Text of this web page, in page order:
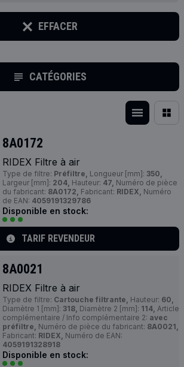
EFFACER
CATÉGORIES
8A0172
RIDEX Filtre à air
Type de filtre: Préfiltre, Longueur [mm]: 350,
Largeur [mm]: 204, Hauteur: 47, Numéro de pièce
du fabricant: 8A0172, Fabricant: RIDEX, Numéro
de EAN: 4059191329786
Disponible en stock:
TARIF REVENDEUR
8A0021
RIDEX Filtre à air
Type de filtre: Cartouche filtrante, Hauteur: 60,
Diamètre 1 [mm]: 318, Diamètre 2 [mm]: 114, Article
complémentaire / Info complémentaire 2: avec
préfiltre, Numéro de pièce du fabricant: 8A0021,
Fabricant: RIDEX, Numéro de EAN:
4059191328918
Disponible en stock: